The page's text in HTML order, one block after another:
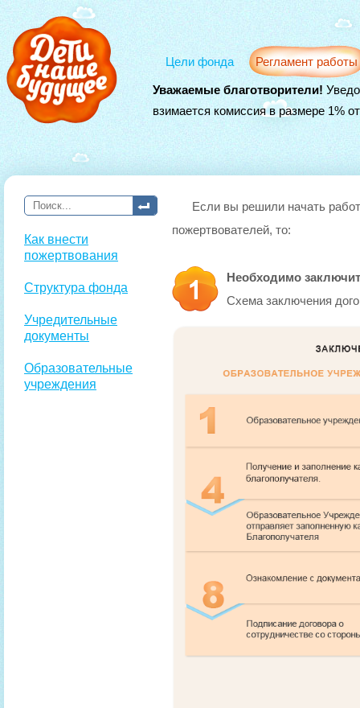
Цели фонда Регламент работы
Уважаемые благотворители!
взимается комиссия в размере 1%
Как внести
пожертвования
Структура фонда
Учредительные
документы
Образовательные
учреждения
Если вы решили начать
пожертвователей, то:
Необходимо
Схема заключения